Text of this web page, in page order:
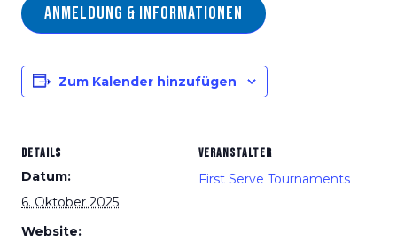
Anmeldung & Informationen
Zum Kalender hinzufügen
DETAILS
Datum:
6. Oktober 2025
Website:
VERANSTALTER
First Serve Tournaments